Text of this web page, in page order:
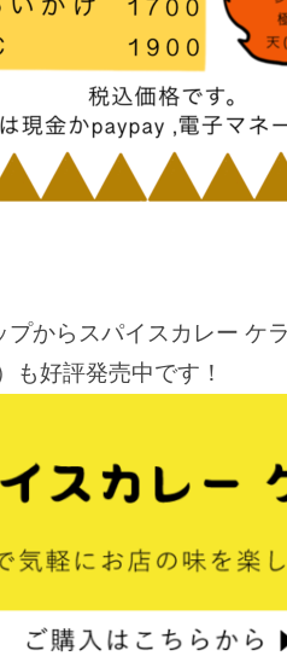
からスパイスカレー ケ
も好評発売中です！